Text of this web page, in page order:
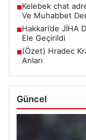
■Kelebek chat
Ve Muhabbet
■Hakkari’de
Ele Geçirildi
■(Özet) Hradec
Anları
Güncel